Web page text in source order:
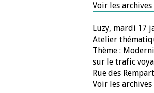
Voir les
Luzy, mardi 17
Atelier
Thème :
sur le trafic
Rue des
Voir les